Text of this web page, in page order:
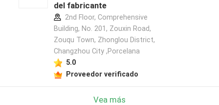
del fabricante
2nd Floor, Comprehensive
Building, No. 201, Zouxin Road,
Zouqu Town, Zhonglou District,
Changzhou City ,Porcelana
5.0
Proveedor verificado
Vea más